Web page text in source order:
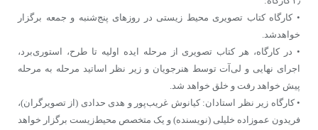
• کارگاه کتاب تصویری محیط زیستی در روزهای پنج‌شنبه و جمعه برگزار
خواهدشد.
• در کارگاه، هر کتاب تصویری از مرحله ایده اولیه تا طرح، استوری‌برد،
اجرای نهایی و لی‌آت توسط هنرجویان و زیر نظر اساتید مرحله به مرحله
پیش خواهد رفت و خلق خواهد شد.
• کارگاه زیر نظر استادان: کیانوش غریب‌پور و هدی حدادی (از تصویرگران)،
فریدون عموزاده خلیلی (نویسنده) و یک متخصص محیط‌زیست برگزار خواهد